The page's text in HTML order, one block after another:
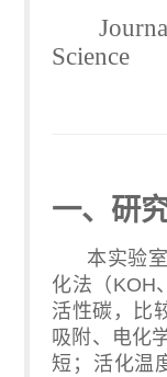
Journal
Science
一、研
本实验
化法（KOH、
活性碳，比
吸附、电化
短；活化温